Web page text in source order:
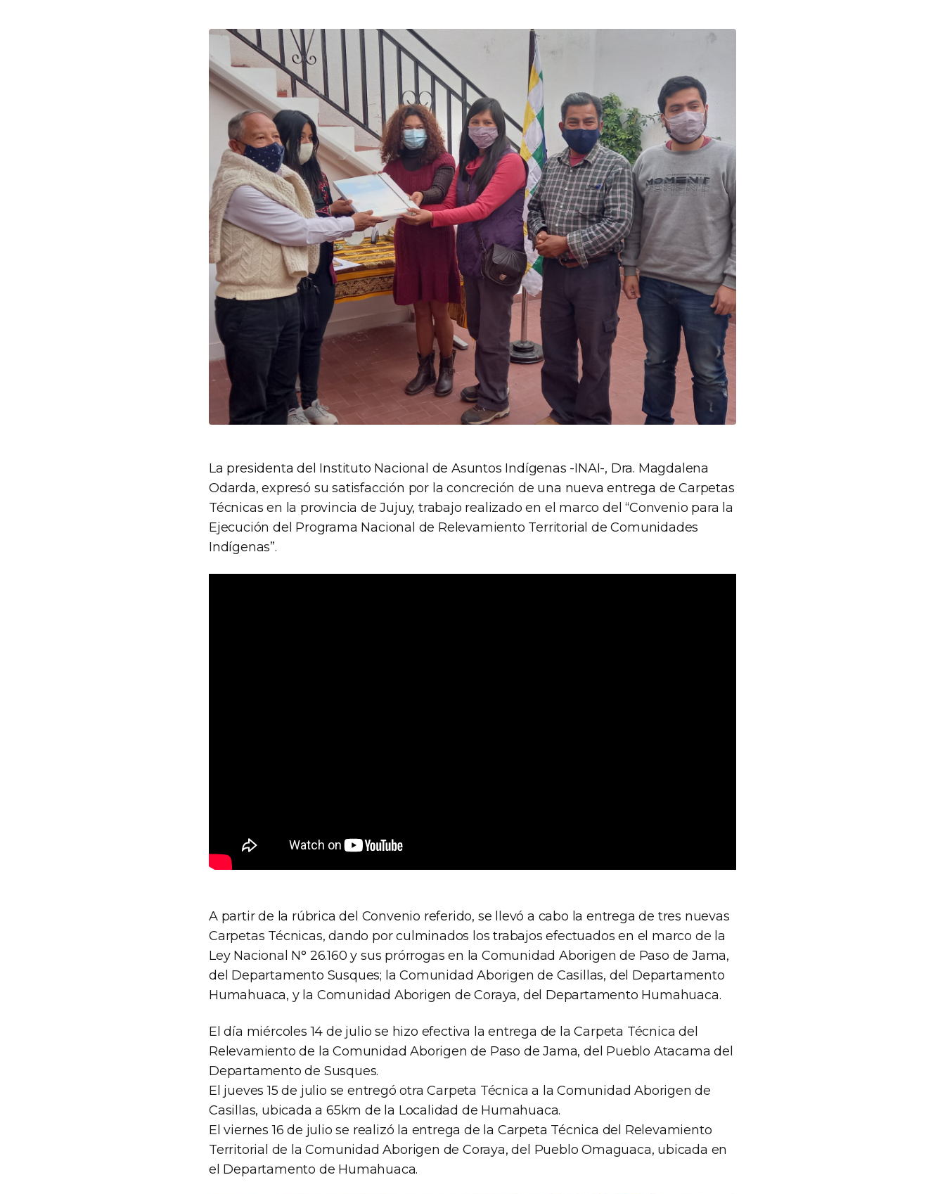
La presidenta del Instituto Nacional de Asuntos Indígenas -INAI-, Dra. Magdalena
Odarda, expresó su satisfacción por la concreción de una nueva entrega de Carpetas
Técnicas en la provincia de Jujuy, trabajo realizado en el marco del “Convenio para la
Ejecución del Programa Nacional de Relevamiento Territorial de Comunidades
Indígenas”.
A partir de la rúbrica del Convenio referido, se llevó a cabo la entrega de tres nuevas
Carpetas Técnicas, dando por culminados los trabajos efectuados en el marco de la
Ley Nacional N° 26.160 y sus prórrogas en la Comunidad Aborigen de Paso de Jama,
del Departamento Susques; la Comunidad Aborigen de Casillas, del Departamento
Humahuaca, y la Comunidad Aborigen de Coraya, del Departamento Humahuaca.
El día miércoles 14 de julio se hizo efectiva la entrega de la Carpeta Técnica del
Relevamiento de la Comunidad Aborigen de Paso de Jama, del Pueblo Atacama del
Departamento de Susques.
El jueves 15 de julio se entregó otra Carpeta Técnica a la Comunidad Aborigen de
Casillas, ubicada a 65km de la Localidad de Humahuaca.
El viernes 16 de julio se realizó la entrega de la Carpeta Técnica del Relevamiento
Territorial de la Comunidad Aborigen de Coraya, del Pueblo Omaguaca, ubicada en
el Departamento de Humahuaca.